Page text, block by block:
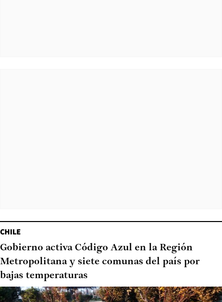
CHILE
Gobierno activa Código Azul en la Región
Metropolitana y siete comunas del país por
bajas temperaturas